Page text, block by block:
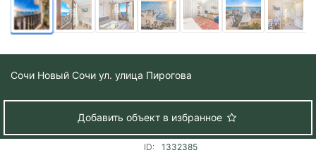
Сочи Новый Сочи ул. улица Пирогова
Добавить объект в избранное
ID:
1332385